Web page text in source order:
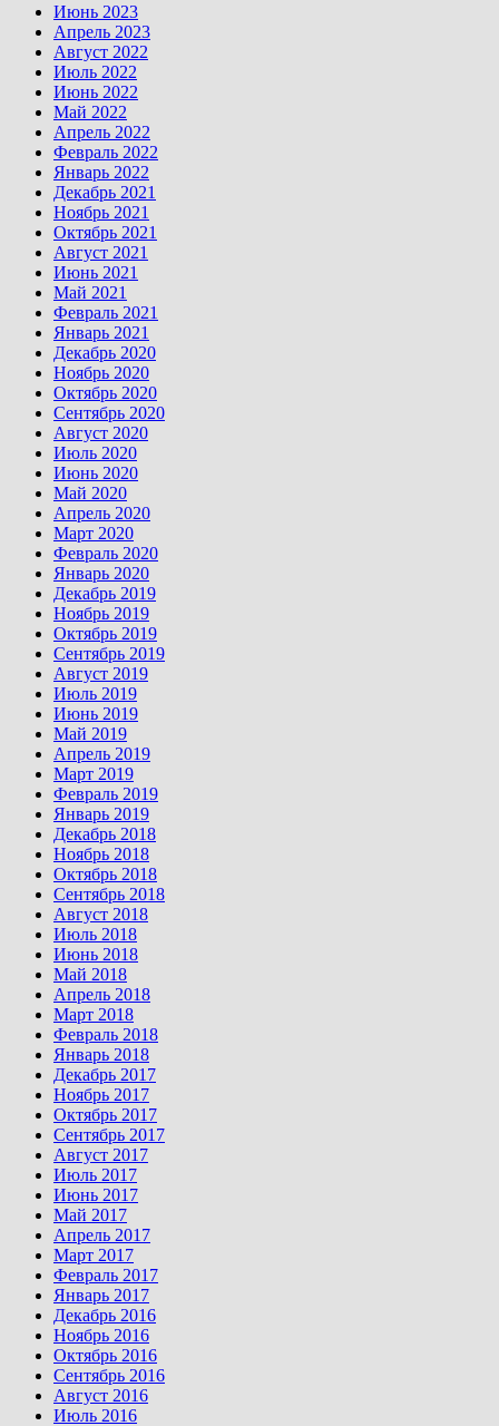
Июнь 2023
Апрель 2023
Август 2022
Июль 2022
Июнь 2022
Май 2022
Апрель 2022
Февраль 2022
Январь 2022
Декабрь 2021
Ноябрь 2021
Октябрь 2021
Август 2021
Июнь 2021
Май 2021
Февраль 2021
Январь 2021
Декабрь 2020
Ноябрь 2020
Октябрь 2020
Сентябрь 2020
Август 2020
Июль 2020
Июнь 2020
Май 2020
Апрель 2020
Март 2020
Февраль 2020
Январь 2020
Декабрь 2019
Ноябрь 2019
Октябрь 2019
Сентябрь 2019
Август 2019
Июль 2019
Июнь 2019
Май 2019
Апрель 2019
Март 2019
Февраль 2019
Январь 2019
Декабрь 2018
Ноябрь 2018
Октябрь 2018
Сентябрь 2018
Август 2018
Июль 2018
Июнь 2018
Май 2018
Апрель 2018
Март 2018
Февраль 2018
Январь 2018
Декабрь 2017
Ноябрь 2017
Октябрь 2017
Сентябрь 2017
Август 2017
Июль 2017
Июнь 2017
Май 2017
Апрель 2017
Март 2017
Февраль 2017
Январь 2017
Декабрь 2016
Ноябрь 2016
Октябрь 2016
Сентябрь 2016
Август 2016
Июль 2016